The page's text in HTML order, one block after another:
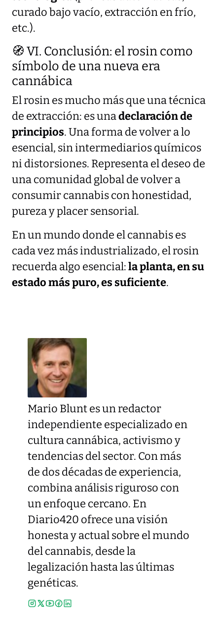
curado bajo vacío, extracción en frío,
etc.).
🧭 VI. Conclusión: el rosin como
símbolo de una nueva era
cannábica
El rosin es mucho más que una técnica
de extracción: es unadeclaración de
principios. Una forma de volver a lo
esencial, sin intermediarios químicos
ni distorsiones. Representa el deseo de
una comunidad global de volver a
consumir cannabis con honestidad,
pureza y placer sensorial.
En un mundo donde el cannabis es
cada vez más industrializado, el rosin
recuerda algo esencial:la planta, en su
estado más puro, es suficiente.
Mario Blunt es un redactor
independiente especializado en
cultura cannábica, activismo y
tendencias del sector. Con más
de dos décadas de experiencia,
combina análisis riguroso con
un enfoque cercano. En
Diario420 ofrece una visión
honesta y actual sobre el mundo
del cannabis, desde la
legalización hasta las últimas
genéticas.